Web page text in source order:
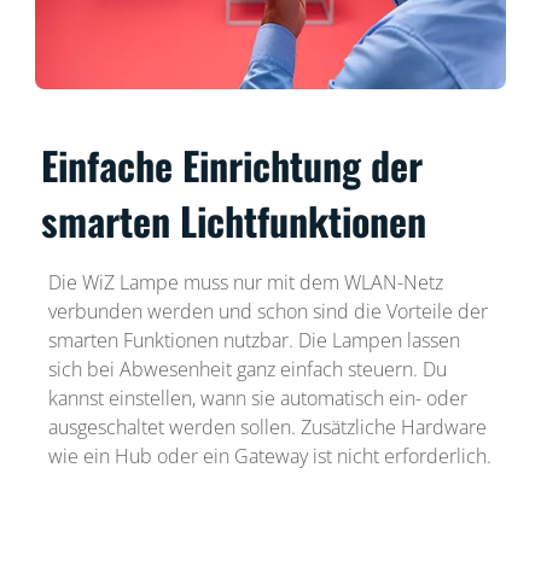
Einfache Einrichtung der
smarten Lichtfunktionen
Die WiZ Lampe muss nur mit dem WLAN-Netz
verbunden werden und schon sind die Vorteile der
smarten Funktionen nutzbar. Die Lampen lassen
sich bei Abwesenheit ganz einfach steuern. Du
kannst einstellen, wann sie automatisch ein- oder
ausgeschaltet werden sollen. Zusätzliche Hardware
wie ein Hub oder ein Gateway ist nicht erforderlich.